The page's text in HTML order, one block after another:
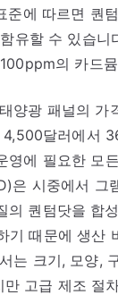
준에 따르면 퀀
유할 수 있습니
의 카드
양광 패널의 가
달러에서
영에 필요한 모
은 시중에서 그
의 퀀텀닷을 합
기 때문에 생산
는 크기, 모양,
고급 제조 절